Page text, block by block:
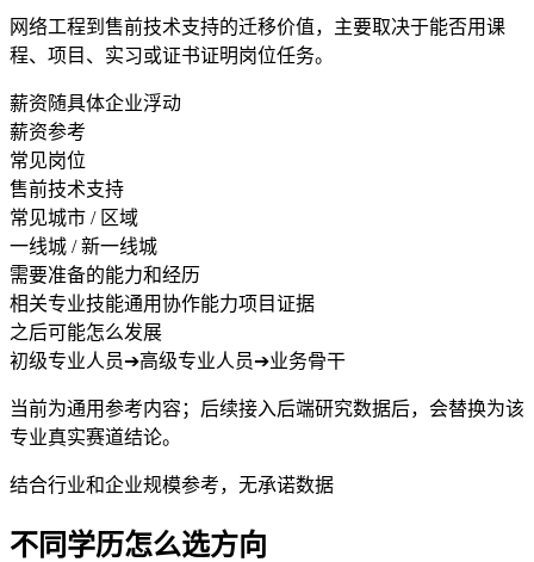
网络工程到售前技术支持的迁移价值，主要取决于能否用课
程、项目、实习或证书证明岗位任务。
薪资随具体企业浮动
薪资参考
常见岗位
售前技术支持
常见城市 / 区域
一线城 / 新一线城
需要准备的能力和经历
相关专业技能通用协作能力项目证据
之后可能怎么发展
初级专业人员➔高级专业人员➔业务骨干
当前为通用参考内容；后续接入后端研究数据后，会替换为该
专业真实赛道结论。
结合行业和企业规模参考，无承诺数据
不同学历怎么选方向